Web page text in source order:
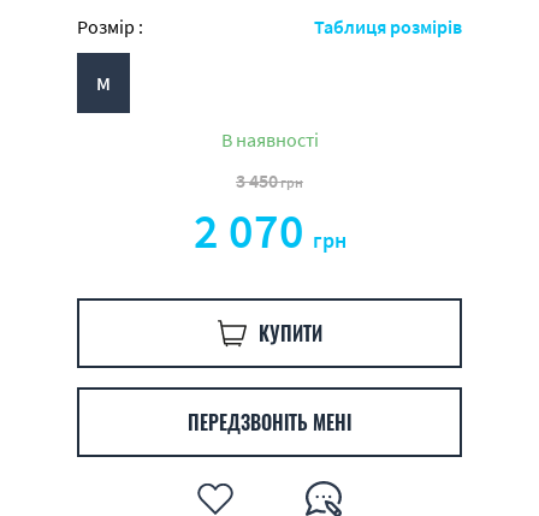
Розмір :
Таблиця розмірів
M
В наявності
3 450грн
2 070 грн
КУПИТИ
ПЕРЕДЗВОНІТЬ МЕНІ